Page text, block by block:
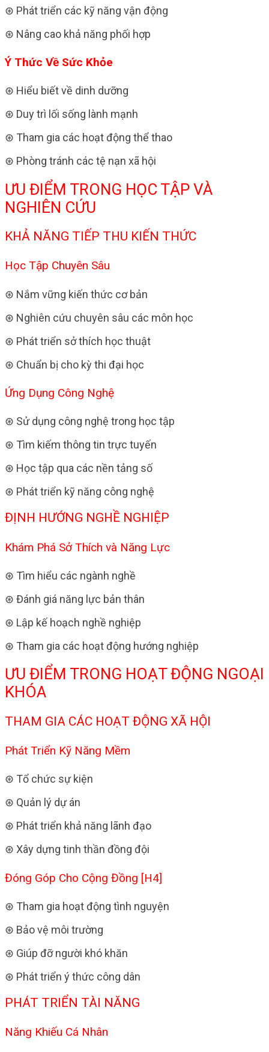
⊛ Phát triển các kỹ năng vận động
⊛ Nâng cao khả năng phối hợp
Ý Thức Về Sức Khỏe
⊛ Hiểu biết về dinh dưỡng
⊛ Duy trì lối sống lành mạnh
⊛ Tham gia các hoạt động thể thao
⊛ Phòng tránh các tệ nạn xã hội
ƯU ĐIỂM TRONG HỌC TẬP VÀ
NGHIÊN CỨU
KHẢ NĂNG TIẾP THU KIẾN THỨC
Học Tập Chuyên Sâu
⊛ Nắm vững kiến thức cơ bản
⊛ Nghiên cứu chuyên sâu các môn học
⊛ Phát triển sở thích học thuật
⊛ Chuẩn bị cho kỳ thi đại học
Ứng Dụng Công Nghệ
⊛ Sử dụng công nghệ trong học tập
⊛ Tìm kiếm thông tin trực tuyến
⊛ Học tập qua các nền tảng số
⊛ Phát triển kỹ năng công nghệ
ĐỊNH HƯỚNG NGHỀ NGHIỆP
Khám Phá Sở Thích và Năng Lực
⊛ Tìm hiểu các ngành nghề
⊛ Đánh giá năng lực bản thân
⊛ Lập kế hoạch nghề nghiệp
⊛ Tham gia các hoạt động hướng nghiệp
ƯU ĐIỂM TRONG HOẠT ĐỘNG NGOẠI
KHÓA
THAM GIA CÁC HOẠT ĐỘNG XÃ HỘI
Phát Triển Kỹ Năng Mềm
⊛ Tổ chức sự kiện
⊛ Quản lý dự án
⊛ Phát triển khả năng lãnh đạo
⊛ Xây dựng tinh thần đồng đội
Đóng Góp Cho Cộng Đồng [H4]
⊛ Tham gia hoạt động tình nguyện
⊛ Bảo vệ môi trường
⊛ Giúp đỡ người khó khăn
⊛ Phát triển ý thức công dân
PHÁT TRIỂN TÀI NĂNG
Năng Khiếu Cá Nhân